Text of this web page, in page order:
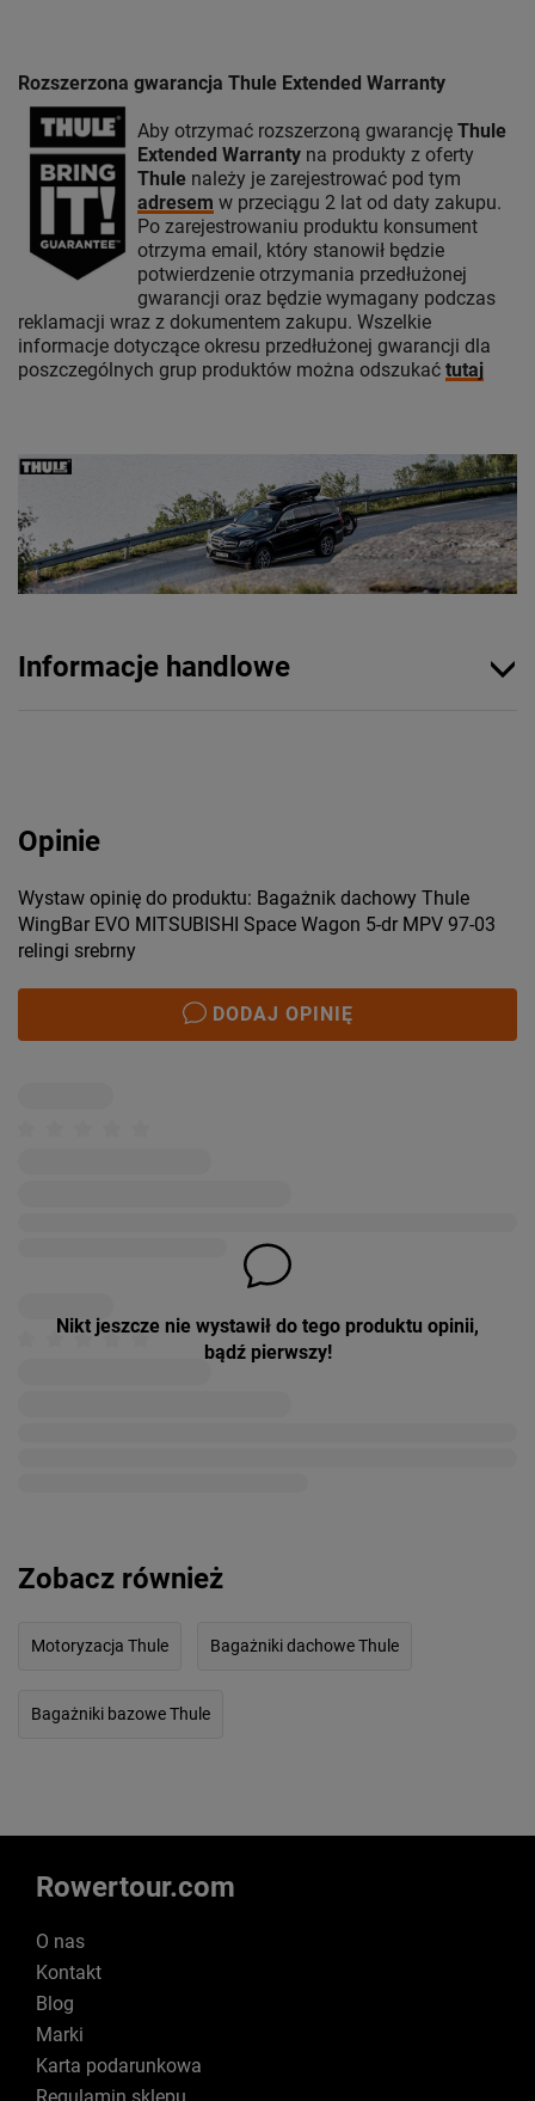
Rozszerzona gwarancja Thule Extended Warranty
Aby otrzymać rozszerzoną gwarancję Thule
Extended Warranty na produkty z oferty
Thule należy je zarejestrować pod tym
adresem w przeciągu 2 lat od daty zakupu.
Po zarejestrowaniu produktu konsument
otrzyma email, który stanowił będzie
potwierdzenie otrzymania przedłużonej
gwarancji oraz będzie wymagany podczas
reklamacji wraz z dokumentem zakupu. Wszelkie
informacje dotyczące okresu przedłużonej gwarancji dla
poszczególnych grup produktów można odszukać tutaj
Informacje handlowe
Opinie
Wystaw opinię do produktu: Bagażnik dachowy Thule
WingBar EVO MITSUBISHI Space Wagon 5-dr MPV 97-03
relingi srebrny
DODAJ OPINIĘ
Nikt jeszcze nie wystawił do tego produktu opinii,
bądź pierwszy!
Zobacz również
Motoryzacja Thule Bagażniki dachowe Thule
Bagażniki bazowe Thule
Rowertour.com
O nas
Kontakt
Blog
Marki
Karta podarunkowa